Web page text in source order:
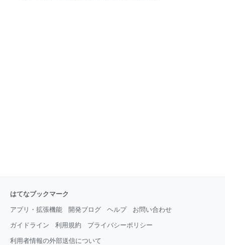
はてなブックマーク
アプリ・拡張機能 開発ブログ ヘルプ お問い合わせ
ガイドライン 利用規約 プライバシーポリシー
利用者情報の外部送信について